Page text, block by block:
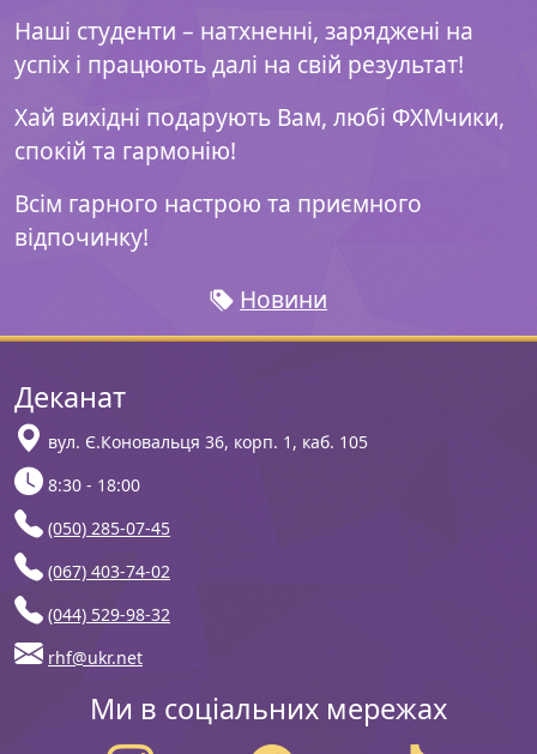
Наші студенти – натхненні, заряджені на
успіх і працюють далі на свій результат!
Хай вихідні подарують Вам, любі ФХМчики,
спокій та гармонію!
Всім гарного настрою та приємного
відпочинку!
Новини
Деканат
вул. Є.Коновальця 36, корп. 1, каб. 105
8:30 - 18:00
(050) 285-07-45
(067) 403-74-02
(044) 529-98-32
rhf@ukr.net
Ми в соціальних мережах